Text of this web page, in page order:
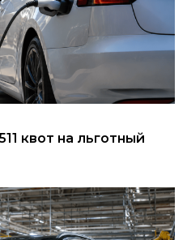
квот на льготный